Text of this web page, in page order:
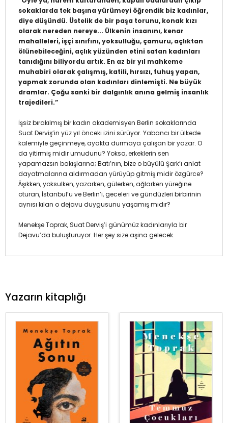
sokaklarda tek başına yürümeyi öğrendik biz kadınlar,
diye düşündü. Üstelik de bir paşa torunu, konak kızı
olarak nereden nereye... Ülkenin insanını, kenar
mahalleleri, işçi sınıfını, yoksulluğu, çamuru, açlıktan
ölünebileceğini, açlık yüzünden etini satan kadınları
tanıdığını biliyordu artık. En az bir yıl mahkeme
muhabiri olarak çalışmış, katili, hırsızı, fuhuş yapan,
yapmak zorunda olan kadınları dinlemişti. Ne büyük
dramlar. Çoğu sanki bir dalgınlık anına gelmiş insanlık
trajedileri.”
İşsiz bırakılmış bir kadın akademisyen Berlin sokaklarında
Suat Derviş’in yüz yıl önceki izini sürüyor. Yabancı bir ülkede
kalemiyle geçinmeye, ayakta durmaya çalışan bir yazar. O
da yitirmiş midir umudunu? Yoksa, erkeklerin sen
yapamazsın bakışlarına; Batı’nın, bize o büyülü Şark’ı anlat
dayatmalarına aldırmadan yürüyüp gitmiş midir özgürce?
Âşıkken, yoksulken, yazarken, gülerken, ağlarken yüreğine
oturan, İstanbul’u ve Berlin’i, geceleri ve gündüzleri birbirinin
aynısı kılan o dejavu duygusunu yaşamış mıdır?
Menekşe Toprak, Suat Derviş’i günümüz kadınlarıyla bir
Dejavu’da buluşturuyor. Her şey size aşina gelecek.
Yazarın kitaplığı